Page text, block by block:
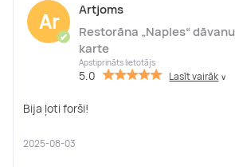
Ar
✔
Artjoms
Restorāna „Naples“ dāvanu
karte
Apstiprināts lietotājs
5.0 Lasīt vairāk ∨
Bija ļoti forši!
2025-08-03